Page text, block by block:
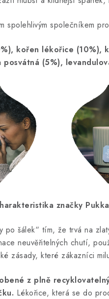
spolehlivým společníkem
), kořen lékořice (10%),
posvátná (5%),
značky Pukka
šálek“ tím, že trvá na
neuvěřitelných chutí,
zásady, které zákazníci
z plně
Lékořice, která se do